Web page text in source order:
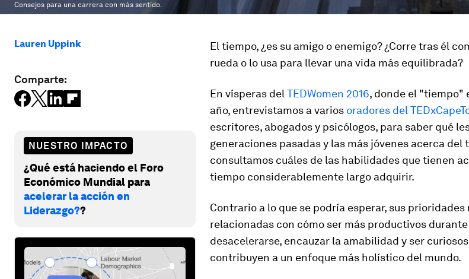
Consejos para una carrera con más sentido.
Lauren Uppink
Comparte:
NUESTRO IMPACTO
¿Qué está haciendo el Foro
Económico Mundial para
acelerar la acción en
Liderazgo??
El tiempo, ¿es su amigo o enemigo? ¿Corre tras él
rueda o lo usa para llevar una vida más equilibrada?
En vísperas del TEDWomen 2016, donde el "tiempo"
año, entrevistamos a varios oradores del
escritores, abogados y psicólogos, para saber qué
generaciones pasadas y las más jóvenes acerca del
consultamos cuáles de las habilidades que tienen
tiempo considerablemente largo adquirir.
Contrario a lo que se podría esperar, sus prioridades
relacionadas con cómo ser más productivos
desacelerarse, encauzar la amabilidad y ser
contribuyen a un enfoque más holístico del mundo.